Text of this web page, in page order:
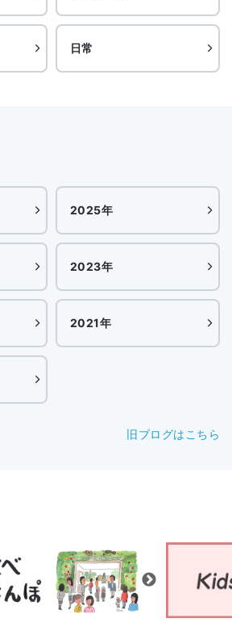
日常
2025年
2023年
2021年
旧ブログはこちら